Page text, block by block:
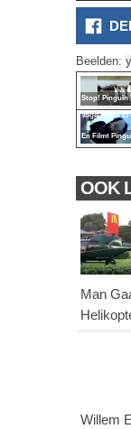
Beelden:
Stop! Pinguïn
Vogel Steelt
En Filmt
OOK
Man
Willem